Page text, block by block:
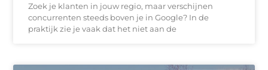
Zoek je klanten in jouw regio, maar verschijnen
concurrenten steeds boven je in Google? In de
praktijk zie je vaak dat het niet aan de